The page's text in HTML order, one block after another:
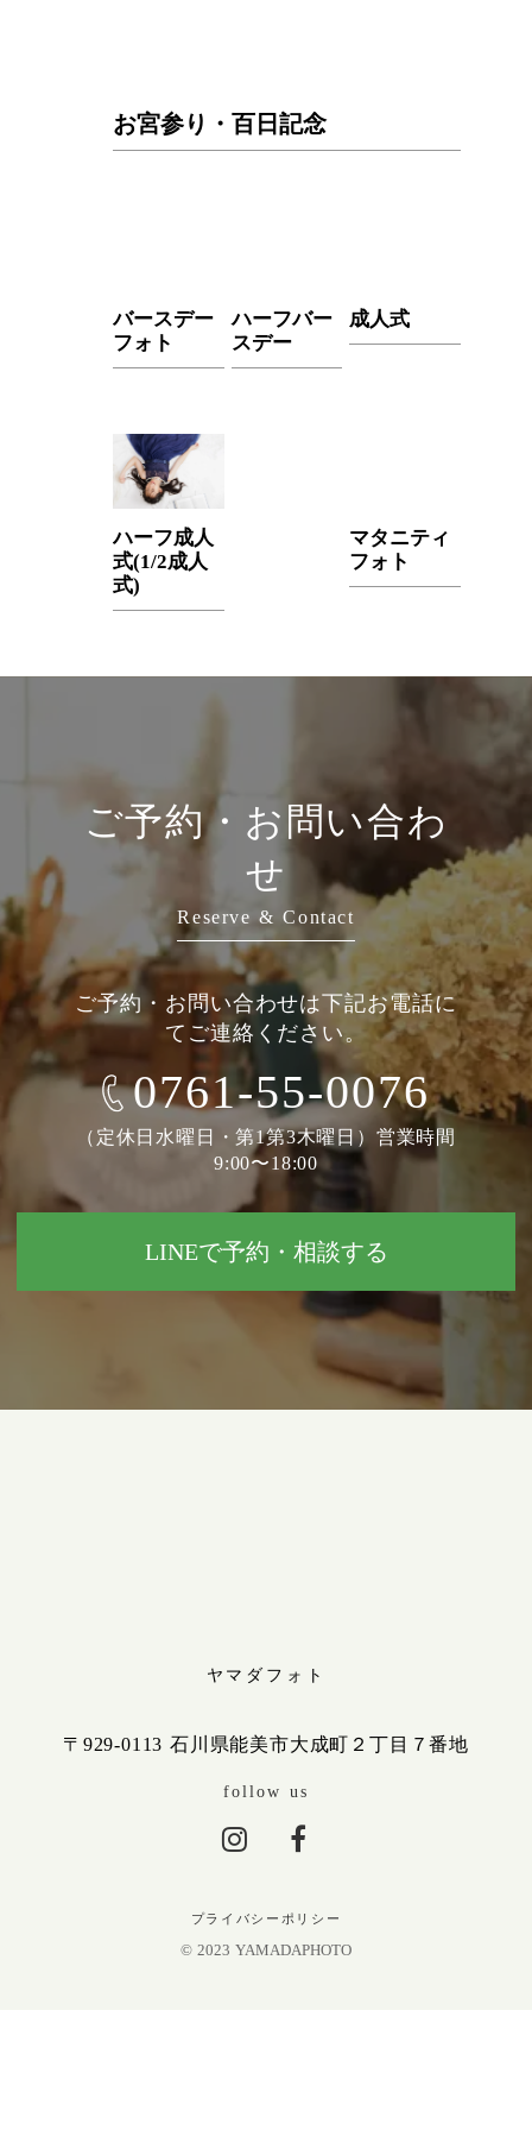
お宮参り・百日記念
バースデー
フォト
ハーフバー
スデー
成人式
ハーフ成人
式(1/2成人
式)
マタニティ
フォト
ご予約・お問い合わ
せ
Reserve & Contact
ご予約・お問い合わせは下記お電話に
てご連絡ください。
0761-55-0076
（定休日水曜日・第1第3木曜日）営業時間
9:00〜18:00
LINEで予約・相談する
ヤマダフォト
〒929-0113 石川県能美市大成町２丁目７番地
follow us
プライバシーポリシー
© 2023 YAMADAPHOTO